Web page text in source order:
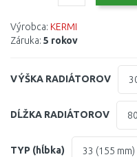
Výrobca: KERMI
Záruka: 5 rokov
VÝŠKA RADIÁTOROV
DĹŽKA RADIÁTOROV
TYP (hĺbka) 33 (155 mm)